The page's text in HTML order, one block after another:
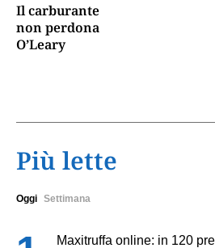
Il carburante
non perdona
O’Leary
Più lette
Oggi Settimana
Maxitruffa online: in 120